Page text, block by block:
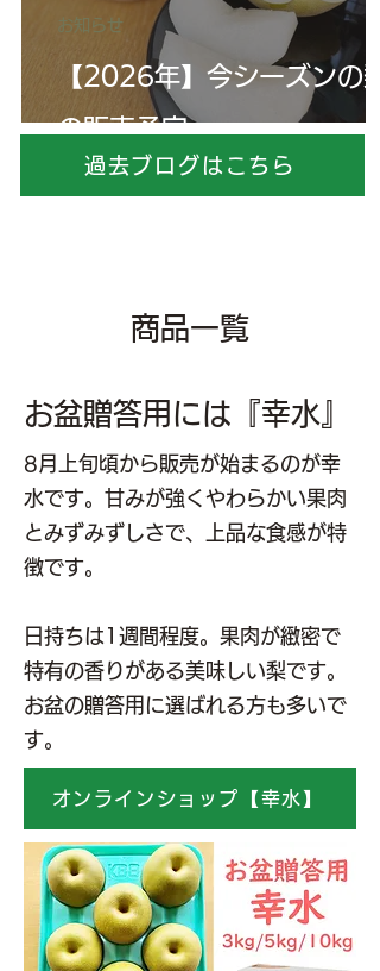
【2026年】今シーズンの梨
の販売予定
お知らせ
過去ブログはこちら
商品一覧
お盆贈答用には『幸水』
8月上旬頃から販売が始まるのが幸
水です。甘みが強くやわらかい果肉
とみずみずしさで、上品な食感が特
徴です。
日持ちは1週間程度。果肉が緻密で
特有の香りがある美味しい梨です。
お盆の贈答用に選ばれる方も多いで
す。
オンラインショップ【幸水】